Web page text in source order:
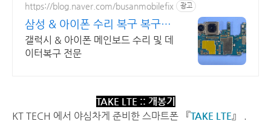
https://blog.naver.com/busanmobilefix 광고
삼성 & 아이폰 수리 복구 복구
실패시 비용 무료
갤럭시 & 아이폰 메인보드 수리 및 데
이터복구 전문
TAKE LTE :: 개봉기
KT TECH 에서 야심차게 준비한 스마트폰 『TAKE LTE』 .